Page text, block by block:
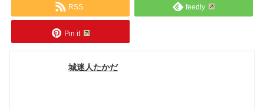
RSS feedly
Pin it
城迷人たかだ